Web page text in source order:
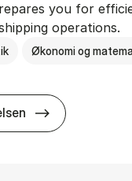
you for
operations.
Økonomi og
BSc in